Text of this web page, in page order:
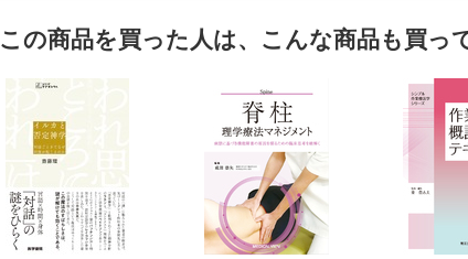
この商品を買った人は、こんな商品も買っ